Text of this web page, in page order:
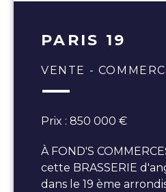
PARIS 19
VENTE -
Prix : 850 000 €
À FOND'S
cette BRASSERIE
dans le 19 ème